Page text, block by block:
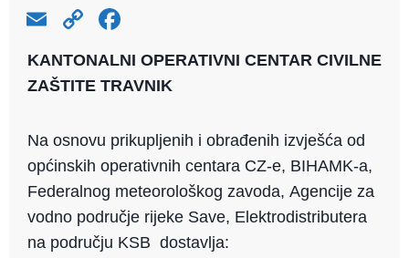
E
m
ai
C
o
p
Li
n
k
a
c
b
o
o
k
KANTONALNI OPERATIVNI CENTAR CIVILNE
ZAŠTITE TRAVNIK
Na osnovu prikupljenih i obrađenih izvješća od
općinskih operativnih centara CZ-e, BIHAMK-a,
Federalnog meteorološkog zavoda, Agencije za
vodno područje rijeke Save, Elektrodistributera
na području KSB dostavlja: